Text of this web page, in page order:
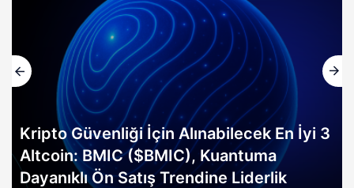
Kripto Güvenliği İçin Alınabilecek En İyi 3
Altcoin: BMIC ($BMIC), Kuantuma
Dayanıklı Ön Satış Trendine Liderlik